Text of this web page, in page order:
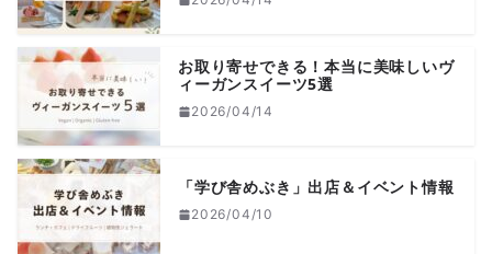
お取り寄せできる！本当に美味しいヴ
ィーガンスイーツ5選
2026/04/14
「学び舎めぶき」出店＆イベント情報
2026/04/10